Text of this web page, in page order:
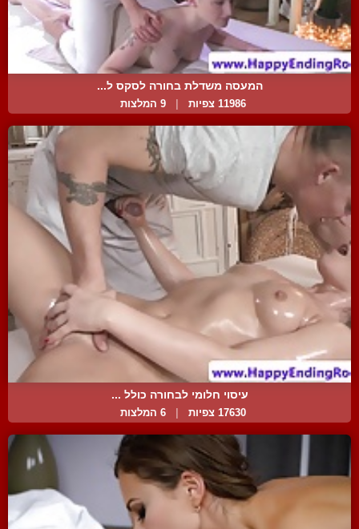
המעסה משדלת בחורה לסקס ל...
11986 צפיות 9 המלצות
עיסוי חלומי לבחורה כולל ...
17630 צפיות 6 המלצות